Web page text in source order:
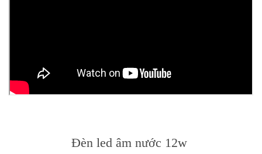
Đèn led âm nước 12w